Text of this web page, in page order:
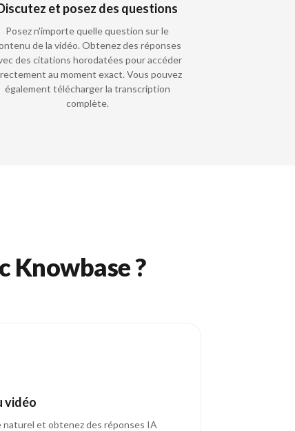
et posez des questions
Posez n'importe quelle question sur le
de la vidéo. Obtenez des réponses
des citations horodatées pour accéder
au moment exact. Vous pouvez
également télécharger la transcription
complète.
Knowbase ?
vidéo
naturel et obtenez des réponses IA